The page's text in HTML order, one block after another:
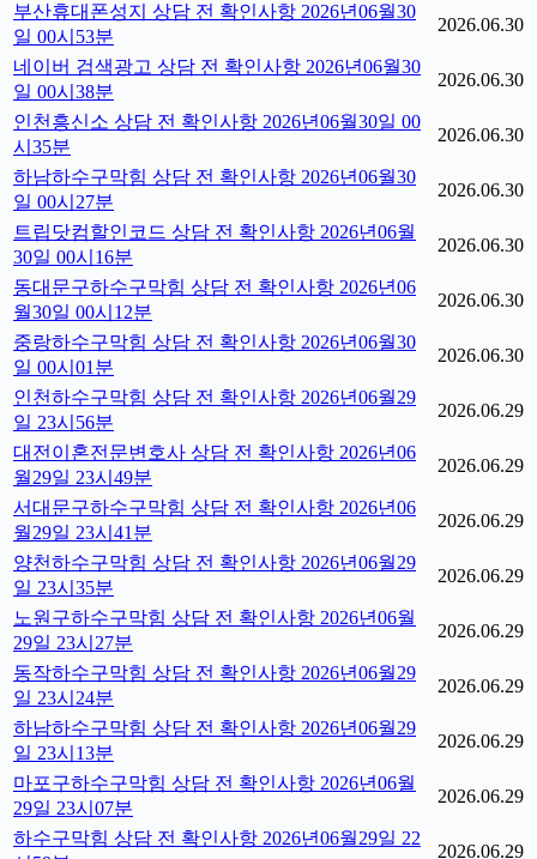
부산휴대폰성지 상담 전 확인사항 2026년06월30
일 00시53분
2026.06.30
네이버 검색광고 상담 전 확인사항 2026년06월30
일 00시38분
2026.06.30
인천흥신소 상담 전 확인사항 2026년06월30일 00
시35분
2026.06.30
하남하수구막힘 상담 전 확인사항 2026년06월30
일 00시27분
2026.06.30
트립닷컴할인코드 상담 전 확인사항 2026년06월
30일 00시16분
2026.06.30
동대문구하수구막힘 상담 전 확인사항 2026년06
월30일 00시12분
2026.06.30
중랑하수구막힘 상담 전 확인사항 2026년06월30
일 00시01분
2026.06.30
인천하수구막힘 상담 전 확인사항 2026년06월29
일 23시56분
2026.06.29
대전이혼전문변호사 상담 전 확인사항 2026년06
월29일 23시49분
2026.06.29
서대문구하수구막힘 상담 전 확인사항 2026년06
월29일 23시41분
2026.06.29
양천하수구막힘 상담 전 확인사항 2026년06월29
일 23시35분
2026.06.29
노원구하수구막힘 상담 전 확인사항 2026년06월
29일 23시27분
2026.06.29
동작하수구막힘 상담 전 확인사항 2026년06월29
일 23시24분
2026.06.29
하남하수구막힘 상담 전 확인사항 2026년06월29
일 23시13분
2026.06.29
마포구하수구막힘 상담 전 확인사항 2026년06월
29일 23시07분
2026.06.29
하수구막힘 상담 전 확인사항 2026년06월29일 22
2026.06.29